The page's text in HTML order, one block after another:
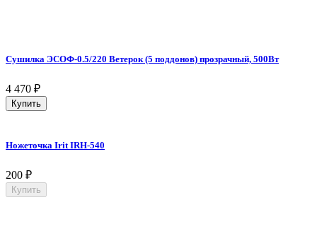
Сушилка ЭСОФ-0.5/220 Ветерок (5 поддонов) прозрачный, 500Вт
4 470 ₽
Купить
Ножеточка Irit IRH-540
200 ₽
Купить